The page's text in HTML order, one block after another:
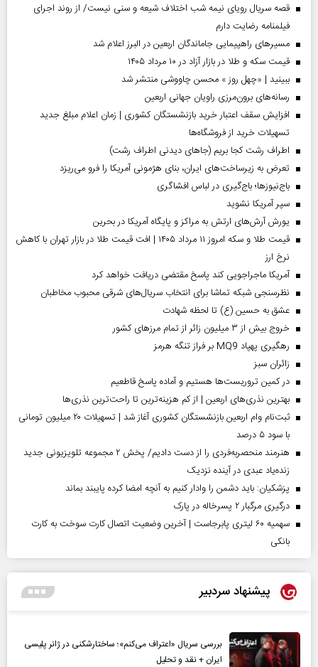
قصه سریال رویای نیمه شب اختلاف شیعه و سنی نیست/ از روند اجرای
فیلمنامه رضایت دارم
مسیر‌های راهپیمایی جاماندگان اربعین در البرز اعلام شد
قیمت سکه و طلا در بازار آزاد در ۱۰ مرداد ۱۴۰۵
ببینید | «چهل روز » محسن چاووشی منتشر شد
رسانه‌های برون‌مرزی راویان جهانی اربعین
افزایش سقف اعتبار خرید بازنشستگان کشوری | زمان اعلام مبلغ جدید
تسهیلات خرید از فروشگاه‌ها
اطراف رشت کجا بریم (جاهای دیدنی اطراف رشت)
تعرض به زیرساخت‌های ایران، بنای هژمونی آمریکا را فرو می‌ریزد
باج‌نیوزها؛ باج‌گیری در لباس افشاگری
سپر آمریکا نشوید
یورش آرش‌های ارتش به مراکز و پایگاه‌ آمریکا در بحرین
قیمت طلا و سکه امروز ۱۱ مرداد ۱۴۰۵ | افت قیمت طلا در بازار تهران با کاهش
نرخ ارز
آمریکا ماجراجویی کند پاسخ مقتضی دریافت خواهد کرد
نظرسنجی شبکه تماشا برای انتخاب سریال‌های شرقی محبوب مخاطبان
عشق به حسین (ع) تا لحظه شهادت
خروج بیش از ۳ میلیون زائر از تمام مرز‌های کشور
رهگیری پهپاد MQ9 بر فراز تنگه هرمز
‌زائران سبز
در کمین تروریست‌ها هستیم و آماده پاسخ قاطعیم
بهترین نذری‌های اربعین | از کم هزینه‌ترین تا راحت‌ترین نذری‌ها
ثبت‌نام وام اربعین بازنشستگان کشوری آغاز شد | تسهیلات ۲۰ میلیون تومانی
با سود ۵ درصد
هنرمند منحصر‌به‌فردی را از دست دادیم/ پخش ۲ مجموعه تلویزیونی جدید
زنده‌یاد عبدی در آینده نزدیک
پزشکیان: باید دشمن را وادار کنیم به آنچه امضا کرده پایبند بماند
درگیری مرگبار ۲ پسرخاله در پارک
سهمیه ۶۰ لیتری پابرجاست | آخرین وضعیت اتصال کارت سوخت به کارت
بانکی
پیشنهاد سردبیر
بررسی سریال «اعتراف می‌کنم»؛ ساختارشکنی در ژانر پلیسی
ایران + نقد و تحلیل